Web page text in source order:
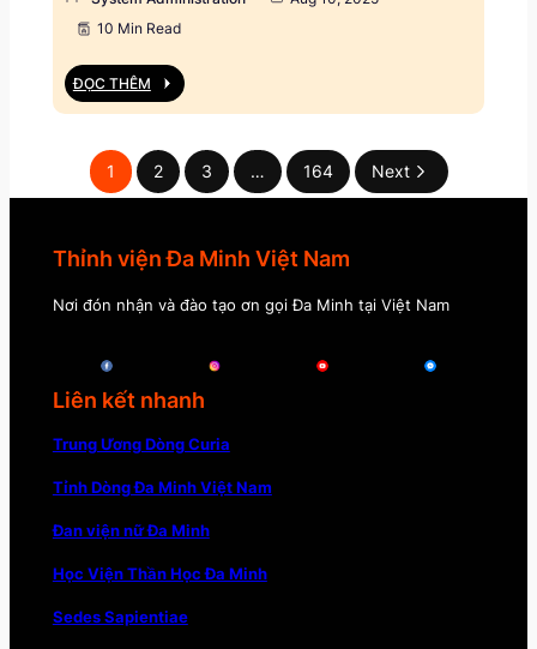
10 Min Read
ĐỌC THÊM
1 2 3 … 164 Next
Thỉnh viện Đa Minh Việt Nam
Nơi đón nhận và đào tạo ơn gọi Đa Minh tại Việt Nam
Liên kết nhanh
Trung Ương Dòng Curia
Tỉnh Dòng Đa Minh Việt Nam
Đan viện nữ Đa Minh
Học Viện Thần Học Đa Minh
Sedes Sapientiae